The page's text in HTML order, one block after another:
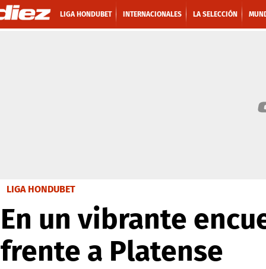
LIGA HONDUBET INTERNACIONALES LA SELECCIÓN
LIGA HONDUBET
En un vibrante
frente a Platense